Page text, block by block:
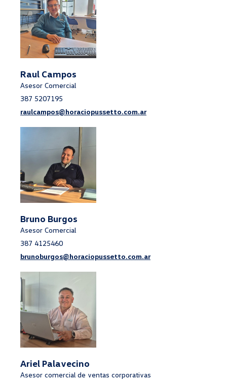
Raul Campos
Asesor Comercial
387 5207195
raulcampos@horaciopussetto.com.ar
Bruno Burgos
Asesor Comercial
387 4125460
brunoburgos@horaciopussetto.com.ar
Ariel Palavecino
Asesor comercial de ventas corporativas